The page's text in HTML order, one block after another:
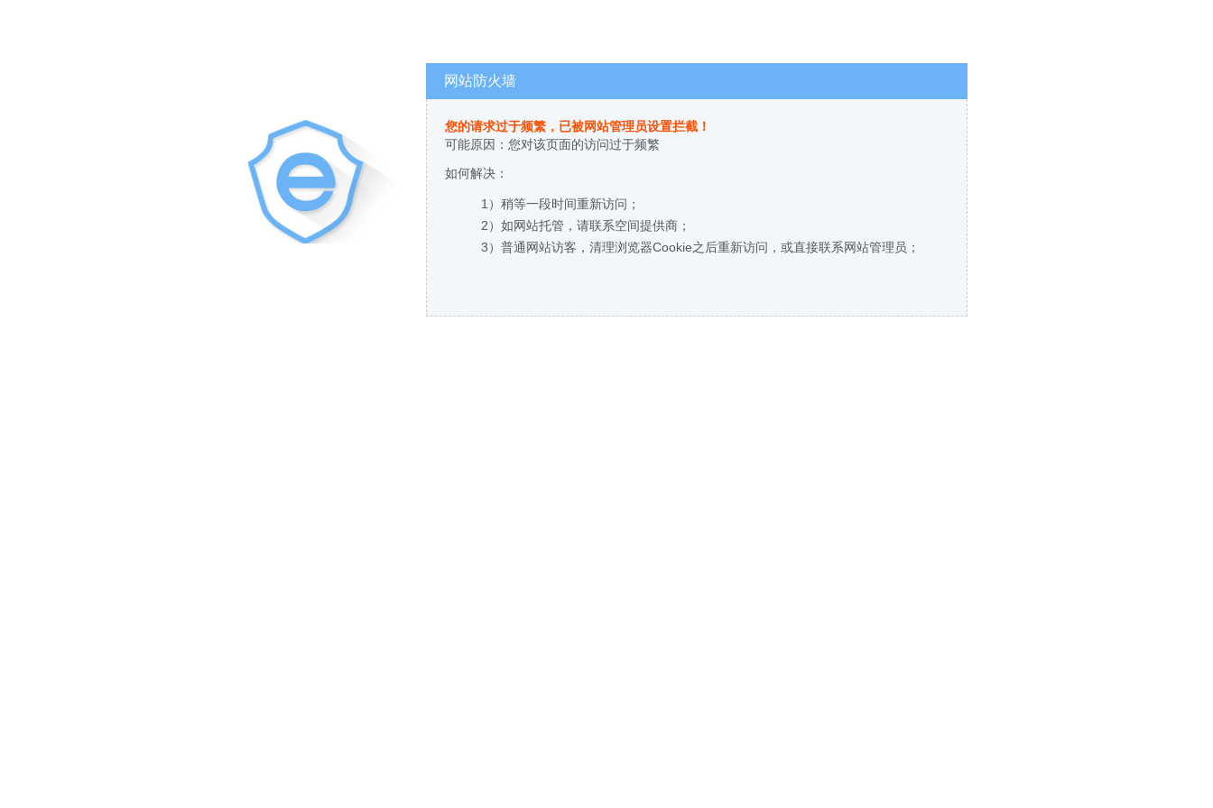
网站防火墙
您的请求过于频繁，已被网站管理员设置拦截！
可能原因：您对该页面的访问过于频繁
如何解决：
1）稍等一段时间重新访问；
2）如网站托管，请联系空间提供商；
3）普通网站访客，清理浏览器Cookie之后重新访问，或直接联系网站管理员；